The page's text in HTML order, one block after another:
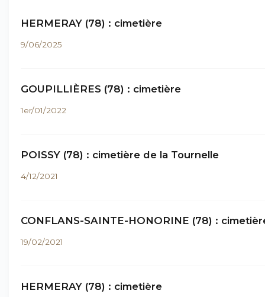
HERMERAY (78) : cimetière
9/06/2025
GOUPILLIÈRES (78) : cimetière
1er/01/2022
POISSY (78) : cimetière de la Tournelle
4/12/2021
CONFLANS-SAINTE-HONORINE (78) :
19/02/2021
HERMERAY (78) : cimetière